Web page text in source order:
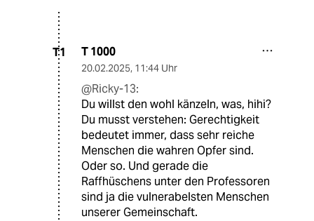
T1 T 1000
20.02.2025, 11:44 Uhr
@Ricky-13:
Du willst den wohl känzeln, was, hihi?
Du musst verstehen: Gerechtigkeit
bedeutet immer, dass sehr reiche
Menschen die wahren Opfer sind.
Oder so. Und gerade die
Raffhüschens unter den Professoren
sind ja die vulnerabelsten Menschen
unserer Gemeinschaft.